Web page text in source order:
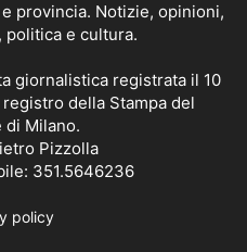
provincia. Notizie, opinioni,
e cultura.
giornalistica registrata il 10
della Stampa del
di Milano.
Pizzolla
351.5646236
policy